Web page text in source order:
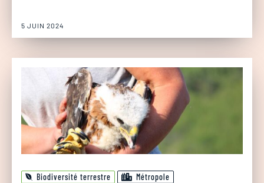
5 JUIN 2024
Biodiversité terrestre Métropole